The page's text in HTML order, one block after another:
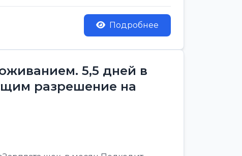
Подробнее
5,5 дней в
разрешение на